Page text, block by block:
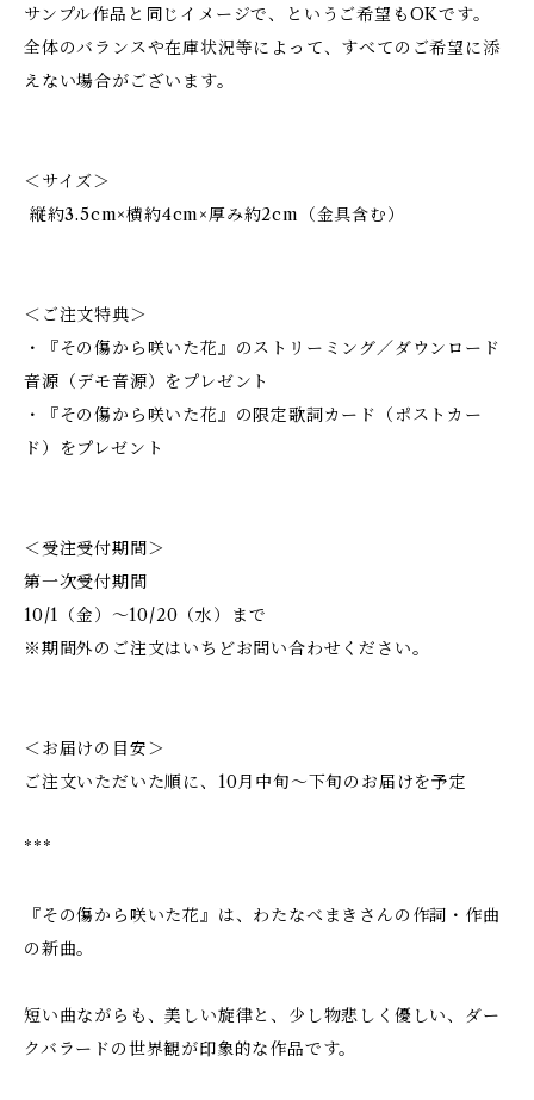
サンプル作品と同じイメージで、というご希望もOKです。
全体のバランスや在庫状況等によって、すべてのご希望に添
えない場合がございます。
＜サイズ＞
縦約3.5cm×横約4cm×厚み約2cm（金具含む）
＜ご注文特典＞
・『その傷から咲いた花』のストリーミング／ダウンロード
音源（デモ音源）をプレゼント
・『その傷から咲いた花』の限定歌詞カード（ポストカー
ド）をプレゼント
＜受注受付期間＞
第一次受付期間
10/1（金）〜10/20（水）まで
※期間外のご注文はいちどお問い合わせください。
＜お届けの目安＞
ご注文いただいた順に、10月中旬〜下旬のお届けを予定
***
『その傷から咲いた花』は、わたなべまきさんの作詞・作曲
の新曲。
短い曲ながらも、美しい旋律と、少し物悲しく優しい、ダー
クバラードの世界観が印象的な作品です。